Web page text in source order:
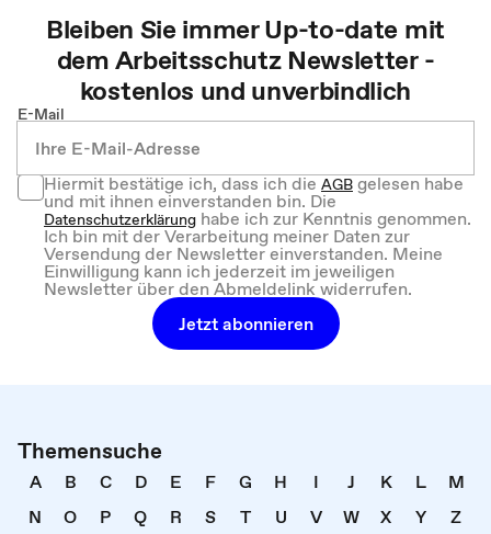
Bleiben Sie immer Up-to-date mit
demArbeitsschutz Newsletter -
kostenlos und unverbindlich
E-Mail
Hiermit bestätige ich, dass ich dieAGBgelesen habe
und mit ihnen einverstanden bin. Die
Datenschutzerklärung habe ich zur Kenntnis genommen.
Ich bin mit der Verarbeitung meiner Daten zur
Versendung der Newsletter einverstanden. Meine
Einwilligung kann ich jederzeit im jeweiligen
Newsletter über den Abmeldelink widerrufen.
Jetzt abonnieren
Themensuche
A B C D E F G H I J K L
M
N
O P Q R S T U V W X Y
Z